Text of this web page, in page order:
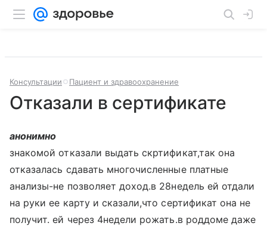
Консультации Пациент и здравоохранение
Отказали в сертификате
анонимно
знакомой отказали выдать скртификат,так она
отказалась сдавать многочисленные платные
анализы-не позволяет доход.в 28недель ей отдали
на руки ее карту и сказали,что сертификат она не
получит. ей через 4недели рожать.в роддоме даже